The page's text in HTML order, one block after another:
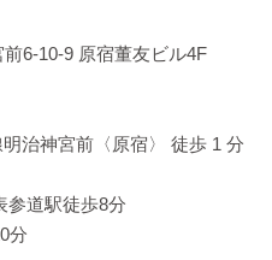
6-10-9 原宿董友ビル4F
治神宮前〈原宿〉 徒歩 1 分
参道駅徒歩8分
分